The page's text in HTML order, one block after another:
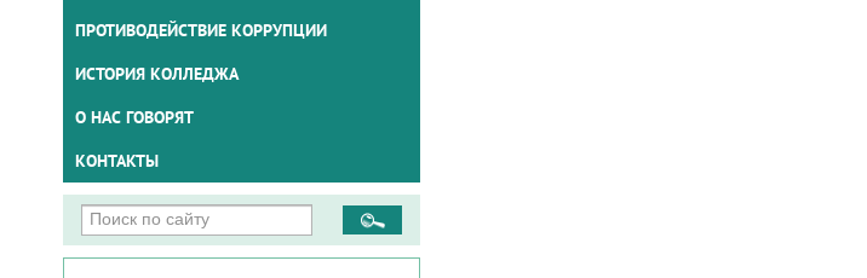
ПРОТИВОДЕЙСТВИЕ КОРРУПЦИИ
ИСТОРИЯ КОЛЛЕДЖА
О НАС ГОВОРЯТ
КОНТАКТЫ